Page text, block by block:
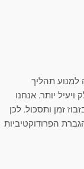
למנוע תהליך
יותר. אנחנו
זמן ותסכול. לכן
הפרודוקטיביות